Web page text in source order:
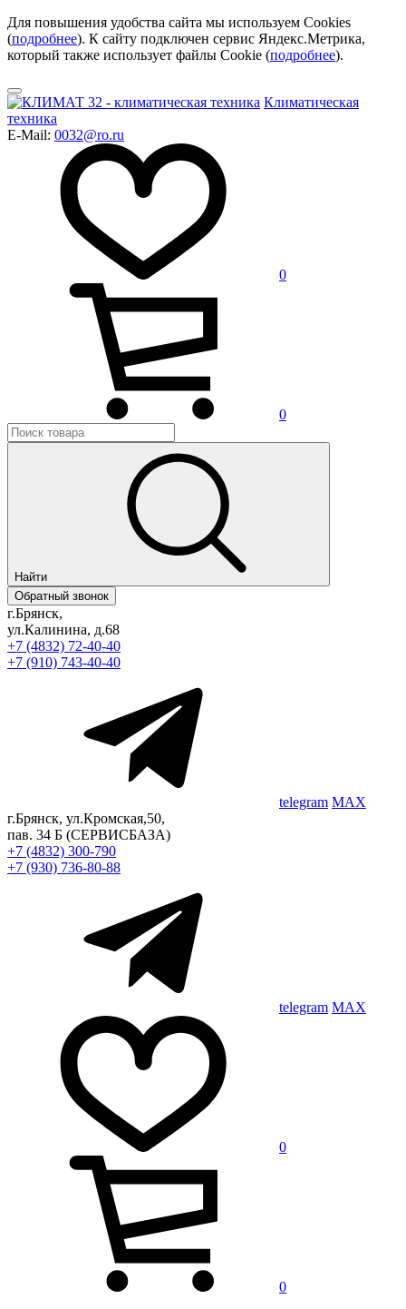
Для повышения удобства сайта мы используем Cookies
(подробнее). К сайту подключен сервис Яндекс.Метрика,
который также использует файлы Cookie (подробнее).
Климатическая
техника
E-Mail: 0032@ro.ru
0
0
Найти
Обратный звонок
г.Брянск,
ул.Калинина, д.68
+7 (4832) 72-40-40
+7 (910) 743-40-40
telegram MAX
г.Брянск, ул.Кромская,50,
пав. 34 Б (СЕРВИСБАЗА)
+7 (4832) 300-790
+7 (930) 736-80-88
telegram MAX
0
0